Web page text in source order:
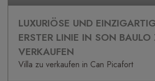
LUXURIÖSE UND
ERSTER LINIE IN SON BAULO
VERKAUFEN
Villa zu verkaufen in Can Picafort